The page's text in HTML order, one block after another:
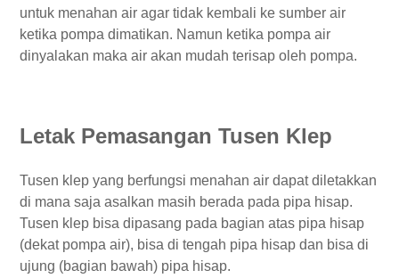
untuk menahan air agar tidak kembali ke sumber air
ketika pompa dimatikan. Namun ketika pompa air
dinyalakan maka air akan mudah terisap oleh pompa.
Letak Pemasangan Tusen Klep
Tusen klep yang berfungsi menahan air dapat diletakkan
di mana saja asalkan masih berada pada pipa hisap.
Tusen klep bisa dipasang pada bagian atas pipa hisap
(dekat pompa air), bisa di tengah pipa hisap dan bisa di
ujung (bagian bawah) pipa hisap.